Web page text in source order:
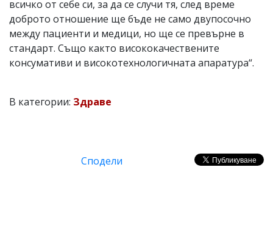
всичко от себе си, за да се случи тя, след време
доброто отношение ще бъде не само двупосочно
между пациенти и медици, но ще се превърне в
стандарт. Също както висококачествените
консумативи и високотехнологичната апаратура“.
В категории: Здраве
Сподели